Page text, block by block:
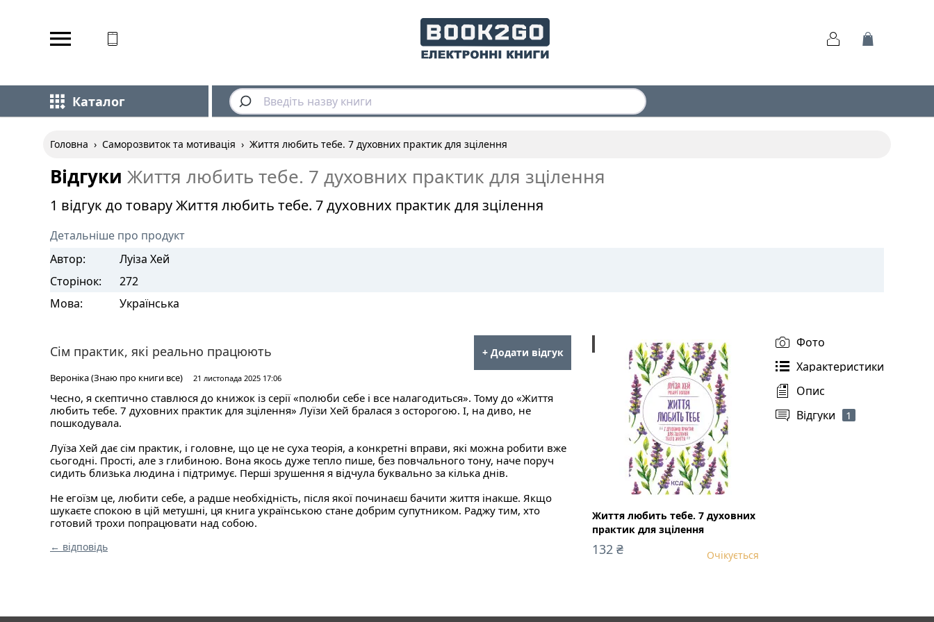
Каталог
Головна › Саморозвиток та мотивація › Життя любить тебе. 7 духовних практик для зцілення
Відгуки Життя любить тебе. 7 духовних практик для зцілення
1 відгук до товару Життя любить тебе. 7 духовних практик для зцілення
Детальніше про продукт
Автор:
Луіза Хей
Сторінок:
272
Мова:
Українська
Фото
Характеристики
Опис
Відгуки
1
+ Додати відгук
Сім практик, які реально працюють
Вероніка (Знаю про книги все) 21 листопада 2025 17:06
Чесно, я скептично ставлюся до книжок із серії «полюби себе і все налагодиться». Тому до «Життя
любить тебе. 7 духовних практик для зцілення» Луїзи Хей бралася з осторогою. І, на диво, не
пошкодувала.
Луїза Хей дає сім практик, і головне, що це не суха теорія, а конкретні вправи, які можна робити вже
сьогодні. Прості, але з глибиною. Вона якось дуже тепло пише, без повчального тону, наче поруч
сидить близька людина і підтримує. Перші зрушення я відчула буквально за кілька днів.
Не егоїзм це, любити себе, а радше необхідність, після якої починаєш бачити життя інакше. Якщо
шукаєте спокою в цій метушні, ця книга українською стане добрим супутником. Раджу тим, хто
готовий трохи попрацювати над собою.
← відповідь
Життя любить тебе. 7 духовних
практик для зцілення
132 ₴ Очікується